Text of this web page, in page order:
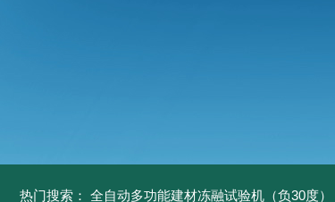
热门搜索： 全自动多功能建材冻融试验机（负30度）